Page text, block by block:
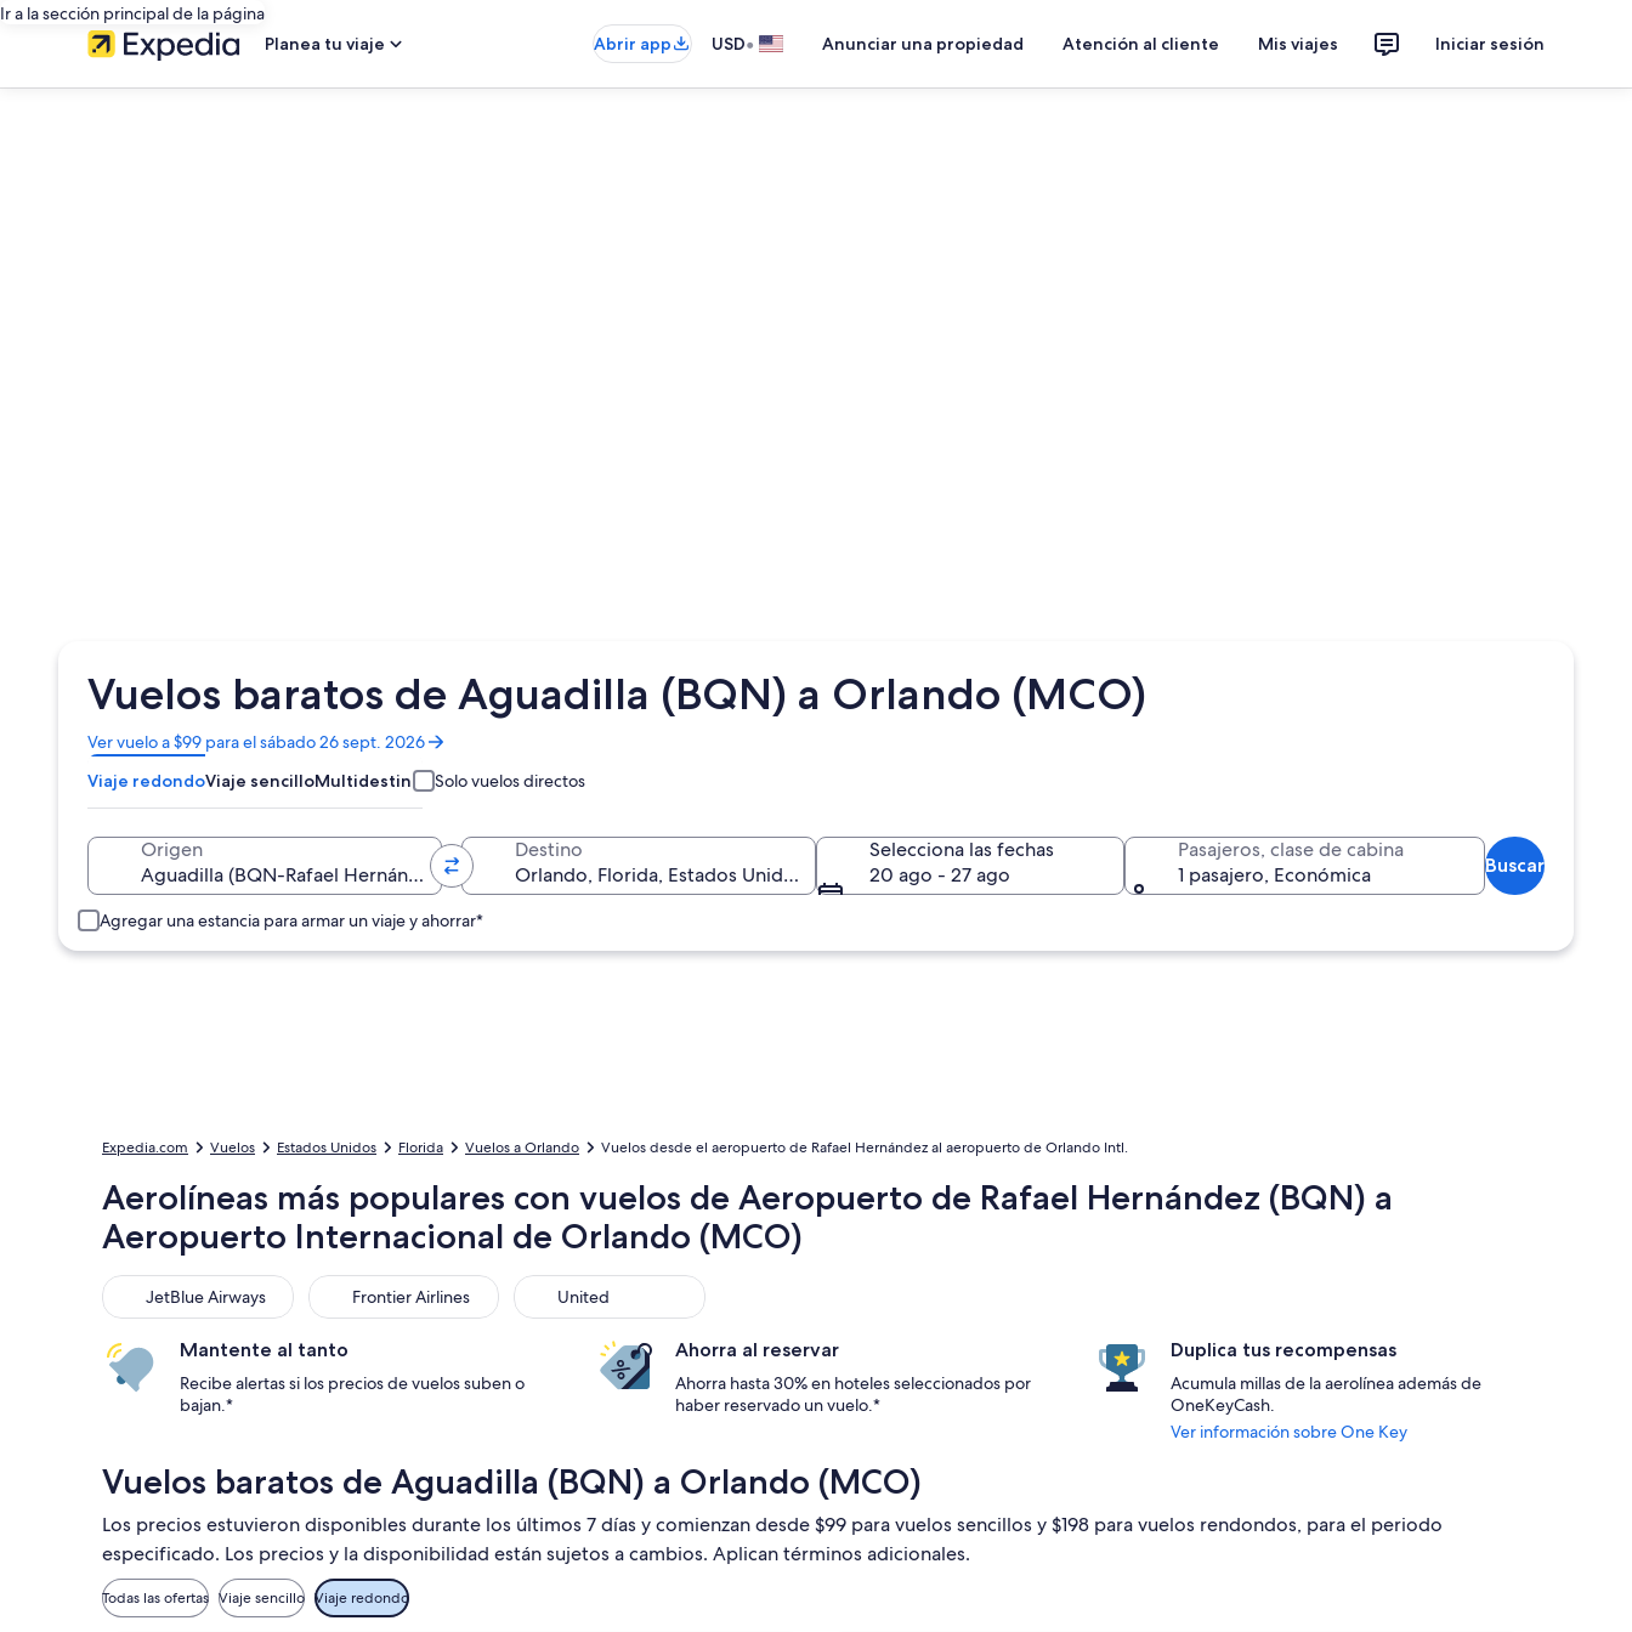
Ir a la sección principal de la página
Planea tu viaje
Abrir app USD• Anunciar una propiedad Atención al cliente Mis viajes Iniciar sesión
Vuelos baratos de Aguadilla (BQN) a Orlando (MCO)
Ver vuelo a $99 para el sábado 26 sept. 2026
Se
abrirá
en
una
ventana
Viaje redondoViaje sencilloMultidestino Solo vuelos directos
Origen Destino
Selecciona las fechas
20 ago - 27 ago
Pasajeros, clase de cabina
1 pasajero, Económica
Buscar
Agregar una estancia para armar un viaje y ahorrar*
Expedia.com Vuelos Estados Unidos Florida Vuelos a Orlando Vuelos desde el aeropuerto de Rafael Hernández al aeropuerto de Orlando Intl.
Aerolíneas más populares con vuelos de Aeropuerto de Rafael Hernández (BQN) a
Aeropuerto Internacional de Orlando (MCO)
JetBlue Airways
JetBlue Airways Frontier Airlines
Frontier Airlines United
United
Mantente al tanto
Recibe alertas si los precios de vuelos suben o
bajan.*
Ahorra al reservar
Ahorra hasta 30% en hoteles seleccionados por
haber reservado un vuelo.*
Duplica tus recompensas
Acumula millas de la aerolínea además de
OneKeyCash.
Ver información sobre One Key
Vuelos baratos de Aguadilla (BQN) a Orlando (MCO)
Los precios estuvieron disponibles durante los últimos 7 días y comienzan desde $99 para vuelos sencillos y $198 para vuelos rendondos, para el periodo
especificado. Los precios y la disponibilidad están sujetos a cambios. Aplican términos adicionales.
Todas las ofertas Viaje sencillo Viaje redondo